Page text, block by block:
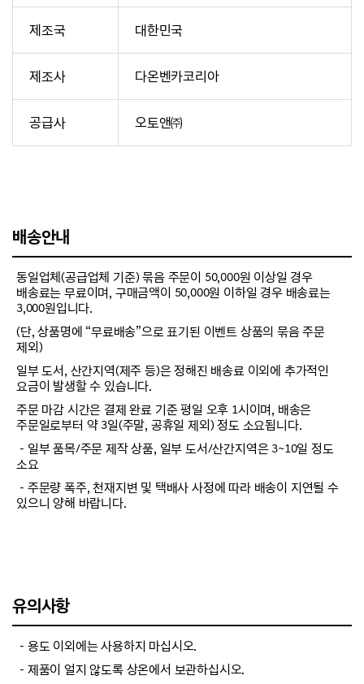
제조국 대한민국
제조사 다온벤카코리아
공급사 오토앤㈜
배송안내
동일업체(공급업체 기준) 묶음 주문이 50,000원 이상일 경우
배송료는 무료이며, 구매금액이 50,000원 이하일 경우 배송료는
3,000원입니다.
(단, 상품명에 “무료배송”으로 표기된 이벤트 상품의 묶음 주문
제외)
일부 도서, 산간지역(제주 등)은 정해진 배송료 이외에 추가적인
요금이 발생할 수 있습니다.
주문 마감 시간은 결제 완료 기준 평일 오후 1시이며, 배송은
주문일로부터 약 3일(주말, 공휴일 제외) 정도 소요됩니다.
－일부 품목/주문 제작 상품, 일부 도서/산간지역은 3~10일 정도
소요
－주문량 폭주, 천재지변 및 택배사 사정에 따라 배송이 지연될 수
있으니 양해 바랍니다.
유의사항
－용도 이외에는 사용하지 마십시오.
－제품이 얼지 않도록 상온에서 보관하십시오.